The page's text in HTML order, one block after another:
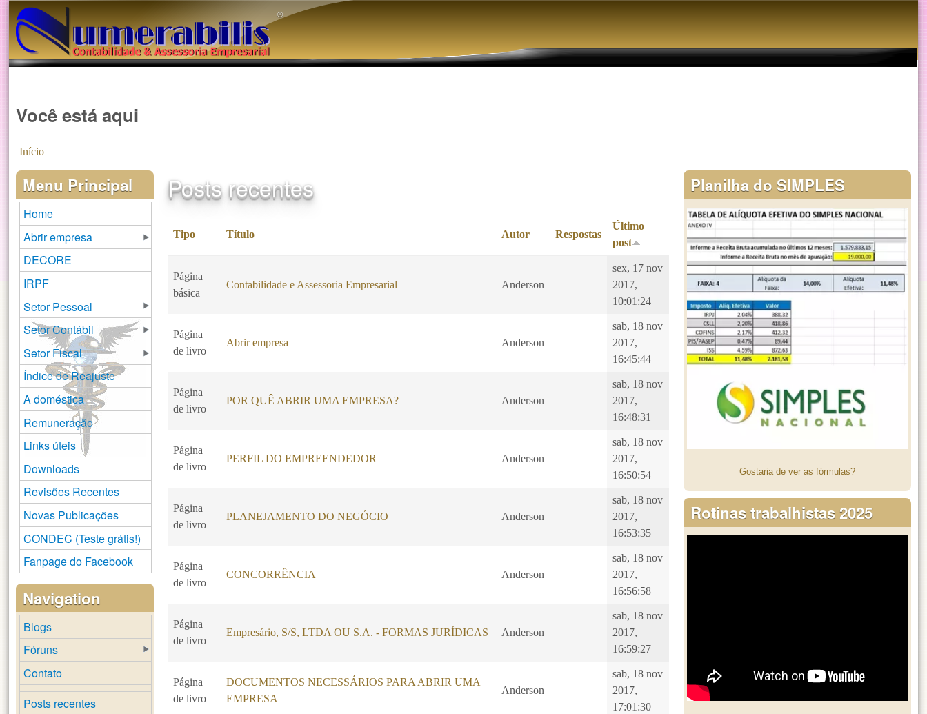
®️
Você está aqui
Início
Posts recentes
Tipo Título Autor Respostas
Último
post
Página
básica
Contabilidade e Assessoria Empresarial Anderson
sex, 17 nov
2017,
10:01:24
Página
de livro
Abrir empresa Anderson
sab, 18 nov
2017,
16:45:44
Página
de livro
POR QUÊ ABRIR UMA EMPRESA? Anderson
sab, 18 nov
2017,
16:48:31
Página
de livro
PERFIL DO EMPREENDEDOR Anderson
sab, 18 nov
2017,
16:50:54
Página
de livro
PLANEJAMENTO DO NEGÓCIO Anderson
sab, 18 nov
2017,
16:53:35
Página
de livro
CONCORRÊNCIA Anderson
sab, 18 nov
2017,
16:56:58
Página
de livro
Empresário, S/S, LTDA OU S.A. - FORMAS JURÍDICAS Anderson
sab, 18 nov
2017,
16:59:27
Página
de livro
DOCUMENTOS NECESSÁRIOS PARA ABRIR UMA
EMPRESA
Anderson
sab, 18 nov
2017,
17:01:30
Menu Principal
Home
Abrir empresa
DECORE
IRPF
Setor Pessoal
Setor Contábil
Setor Fiscal
Índice de Reajuste
A doméstica
Remuneração
Links úteis
Downloads
Revisões Recentes
Novas Publicações
CONDEC (Teste grátis!)
Fanpage do Facebook
Navigation
Blogs
Fóruns
Contato
Posts recentes
Planilha do SIMPLES
Gostaria de ver as fórmulas?
Rotinas trabalhistas 2025